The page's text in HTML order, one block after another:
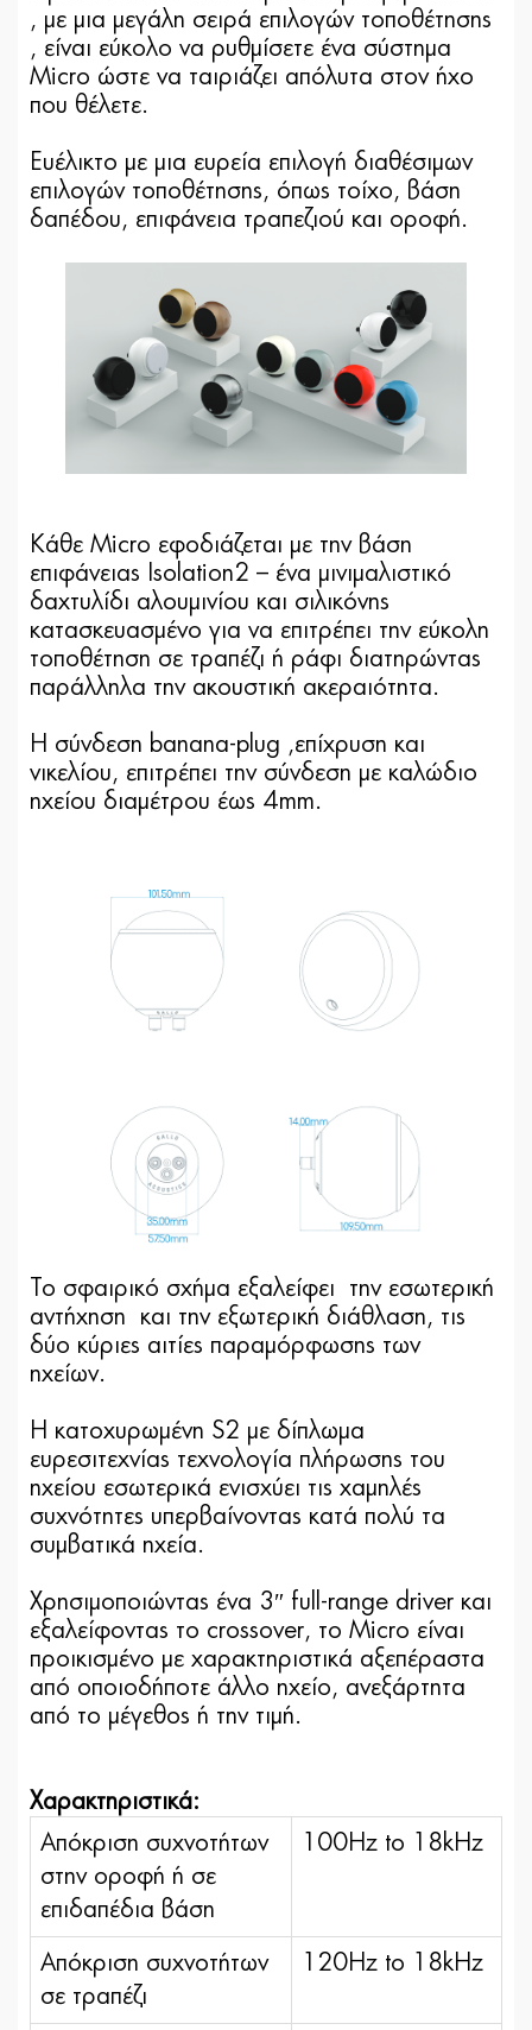
, με μια μεγάλη σειρά επιλογών τοποθέτησης
, είναι εύκολο να ρυθμίσετε ένα σύστημα
Micro ώστε να ταιριάζει απόλυτα στον ήχο
που θέλετε.
Ευέλικτο με μια ευρεία επιλογή διαθέσιμων
επιλογών τοποθέτησης, όπως τοίχο, βάση
δαπέδου, επιφάνεια τραπεζιού και οροφή.
Κάθε Micro εφοδιάζεται με την βάση
επιφάνειας Isolation2 – ένα μινιμαλιστικό
δαχτυλίδι αλουμινίου και σιλικόνης
κατασκευασμένο για να επιτρέπει την εύκολη
τοποθέτηση σε τραπέζι ή ράφι διατηρώντας
παράλληλα την ακουστική ακεραιότητα.
Η σύνδεση banana-plug ,επίχρυση και
νικελίου, επιτρέπει την σύνδεση με καλώδιο
ηχείου διαμέτρου έως 4mm.
Το σφαιρικό σχήμα εξαλείφει την εσωτερική
αντήχηση και την εξωτερική διάθλαση, τις
δύο κύριες αιτίες παραμόρφωσης των
ηχείων.
Η κατοχυρωμένη S2 με δίπλωμα
ευρεσιτεχνίας τεχνολογία πλήρωσης του
ηχείου εσωτερικά ενισχύει τις χαμηλές
συχνότητες υπερβαίνοντας κατά πολύ τα
συμβατικά ηχεία.
Χρησιμοποιώντας ένα 3″ full-range driver και
εξαλείφοντας το crossover, το Micro είναι
προικισμένο με χαρακτηριστικά αξεπέραστα
από οποιοδήποτε άλλο ηχείο, ανεξάρτητα
από το μέγεθος ή την τιμή.
Χαρακτηριστικά:
Απόκριση συχνοτήτων
στην οροφή ή σε
επιδαπέδια βάση
100Hz to 18kHz
Απόκριση συχνοτήτων
σε τραπέζι
120Hz to 18kHz